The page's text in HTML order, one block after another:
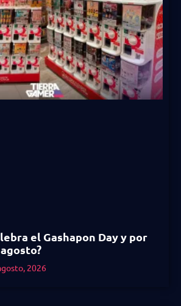
el Gashapon Day y por
2026